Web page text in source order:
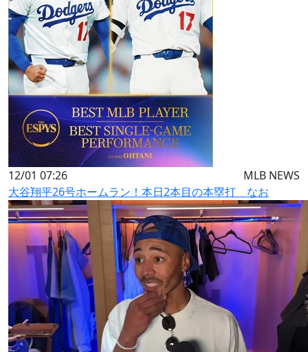
12/01 07:26
MLB NEWS
大谷翔平26号ホームラン！本日2本目の本塁打 なお